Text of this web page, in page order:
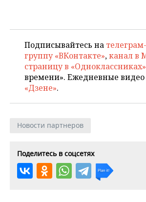
Подписывайтесь на
группу «ВКонтакте»,канал в
страницу в «Одноклассниках»
времени». Ежедневные
«Дзене».
Новости партнеров
Поделитесь в соцсетях